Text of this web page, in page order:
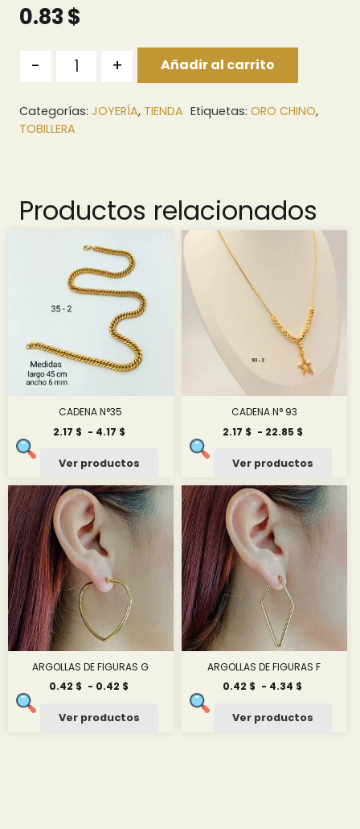
0.83$
- + Añadir al carrito
Categorías: JOYERÍA, TIENDA Etiquetas: ORO CHINO,
TOBILLERA
Productos relacionados
CADENA N°35
2.17 $ - 4.17 $
desde
2.17 $
hasta
4.17 $
Ver productos
CADENA N° 93
2.17 $ - 22.85 $
desde
2.17 $
hasta
22.85 $
Ver productos
ARGOLLAS DE FIGURAS G
0.42 $ - 0.42 $
desde
Ver productos
ARGOLLAS DE FIGURAS F
0.42 $ - 4.34 $
desde
Ver productos